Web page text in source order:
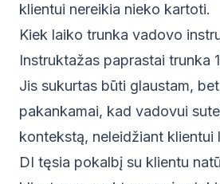
klientui nereikia nieko kartoti.
Kiek laiko trunka vadovo
Instruktažas paprastai trunka
Jis sukurtas būti glaustam,
pakankamai, kad vadovui
kontekstą, neleidžiant klientui
DI tęsia pokalbį su klientu